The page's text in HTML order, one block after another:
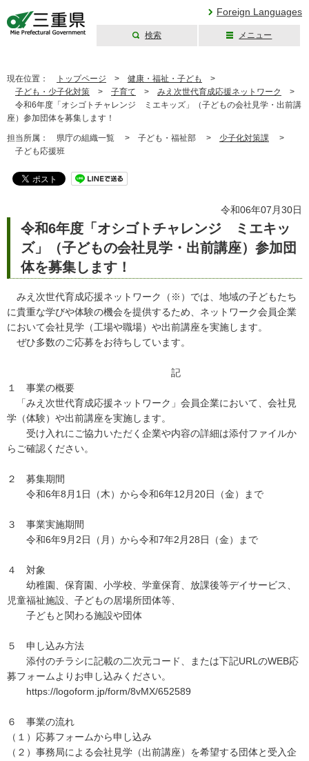
Foreign Languages
検索 メニュー
現在位置： トップページ > 健康・福祉・子ども
>
子ども・少子化対策 > 子育て > みえ次世代育成応援ネットワーク
>
令和6年度「オシゴトチャレンジ ミエキッズ」（子どもの会社見学・出前講
座）参加団体を募集します！
担当所属： 県庁の組織一覧 > 子ども・福祉部 > 少子化対策課 >
子ども応援班
令和06年07月30日
令和6年度「オシゴトチャレンジ ミエキッ
ズ」（子どもの会社見学・出前講座）参加団
体を募集します！
みえ次世代育成応援ネットワーク（※）では、地域の子どもたち
に貴重な学びや体験の機会を提供するため、ネットワーク会員企業
において会社見学（工場や職場）や出前講座を実施します。
ぜひ多数のご応募をお待ちしています。
記
１ 事業の概要
「みえ次世代育成応援ネットワーク」会員企業において、会社見
学（体験）や出前講座を実施します。
受け入れにご協力いただく企業や内容の詳細は添付ファイルか
らご確認ください。
２ 募集期間
令和6年8月1日（木）から令和6年12月20日（金）まで
３ 事業実施期間
令和6年9月2日（月）から令和7年2月28日（金）まで
４ 対象
幼稚園、保育園、小学校、学童保育、放課後等デイサービス、
児童福祉施設、子どもの居場所団体等、
子どもと関わる施設や団体
５ 申し込み方法
添付のチラシに記載の二次元コード、または下記URLのWEB応
募フォームよりお申し込みください。
https://logoform.jp/form/8vMX/652589
６ 事業の流れ
（１）応募フォームから申し込み
（２）事務局による会社見学（出前講座）を希望する団体と受入企